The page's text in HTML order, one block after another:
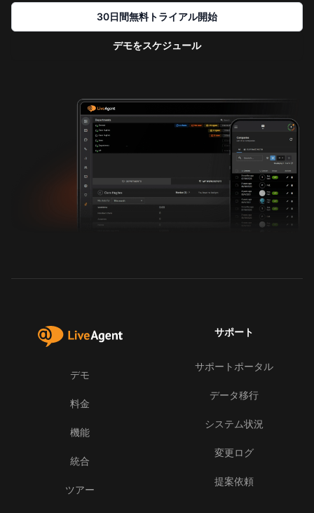
30日間無料トライアル開始
デモをスケジュール
デモ
料金
機能
統合
ツアー
サポート
サポートポータル
データ移行
システム状況
変更ログ
提案依頼